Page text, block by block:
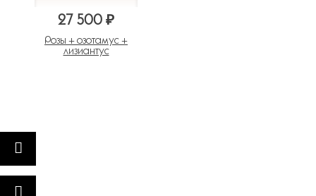
27 500 ₽
Розы + озотамус +
лизиантус